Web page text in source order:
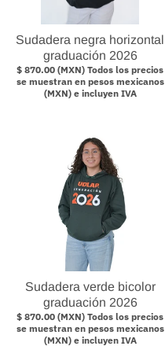
Sudadera negra horizontal
graduación 2026
$ 870.00 (MXN) Todos los precios
se muestran en pesos mexicanos
(MXN) e incluyen IVA
Sudadera verde bicolor
graduación 2026
$ 870.00 (MXN) Todos los precios
se muestran en pesos mexicanos
(MXN) e incluyen IVA